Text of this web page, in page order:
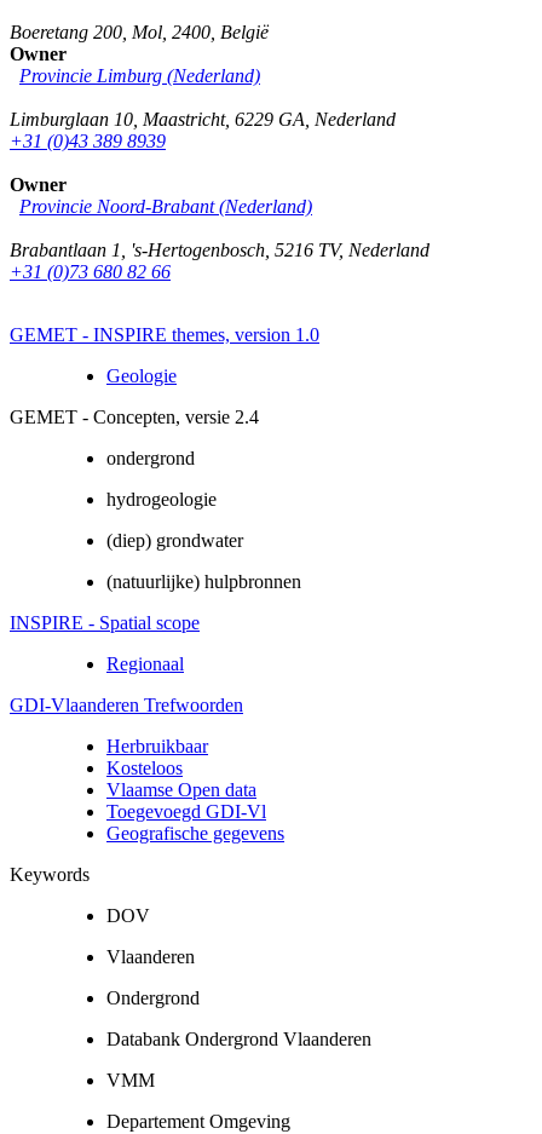
Boeretang 200 Mol 2400 België
Owner
Provincie Limburg (Nederland)
Limburglaan 10 Maastricht, 6229 GA Nederland
+31 (0)43 389 8939
Owner
Provincie Noord-Brabant (Nederland)
Brabantlaan 1 's-Hertogenbosch 5216 TV, Nederland
+31 (0)73 680 82 66
GEMET - INSPIRE themes, version 1.0
Geologie
GEMET - Concepten, versie 2.4
ondergrond
hydrogeologie
(diep) grondwater
(natuurlijke) hulpbronnen
INSPIRE - Spatial scope
Regionaal
GDI-Vlaanderen Trefwoorden
Herbruikbaar
Kosteloos
Vlaamse Open data
Toegevoegd GDI-Vl
Geografische gegevens
Keywords
DOV
Vlaanderen
Ondergrond
Databank Ondergrond Vlaanderen
VMM
Departement Omgeving